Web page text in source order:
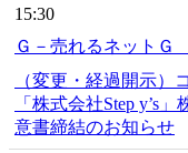
15:30
Ｇ－売れるネットＧ
（変更・経過開示）
「株式会社Step y’s
意書締結のお知らせ